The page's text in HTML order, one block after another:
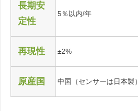
長期安
定性
5％以内/年
再現性 ±2%
原産国 中国（センサーは日本製）